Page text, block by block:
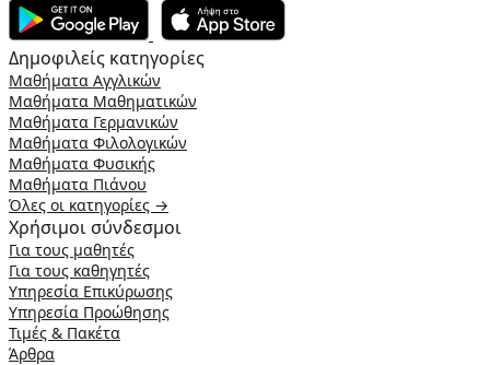
Δημοφιλείς κατηγορίες
Μαθήματα Αγγλικών
Μαθήματα Μαθηματικών
Μαθήματα Γερμανικών
Μαθήματα Φιλολογικών
Μαθήματα Φυσικής
Μαθήματα Πιάνου
Όλες οι κατηγορίες →
Χρήσιμοι σύνδεσμοι
Για τους μαθητές
Για τους καθηγητές
Υπηρεσία Επικύρωσης
Υπηρεσία Προώθησης
Τιμές & Πακέτα
Άρθρα